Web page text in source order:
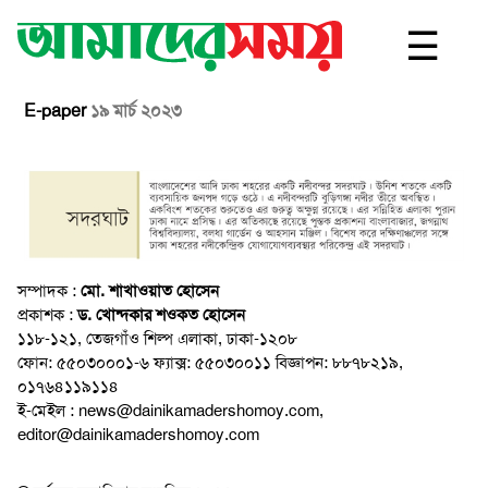
☰
E-paper১৯ মার্চ ২০২৩
সম্পাদক : মো. শাখাওয়াত হোসেন
প্রকাশক :ড. খোন্দকার শওকত হোসেন
১১৮-১২১, তেজগাঁও শিল্প এলাকা, ঢাকা-১২০৮
ফোন: ৫৫০৩০০০১-৬ ফ্যাক্স: ৫৫০৩০০১১ বিজ্ঞাপন: ৮৮৭৮২১৯,
০১৭৬৪১১৯১১৪
ই-মেইল : news@dainikamadershomoy.com,
editor@dainikamadershomoy.com